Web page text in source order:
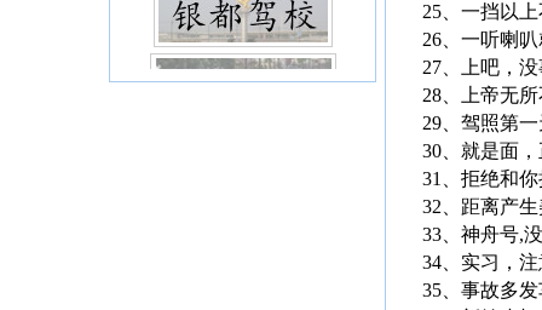
25、一挡以
26、一听喇
27、上吧，
28、上帝无
29、驾照第
30、就是面
31、拒绝和
32、距离产
33、神舟号,
34、实习，
35、事故多